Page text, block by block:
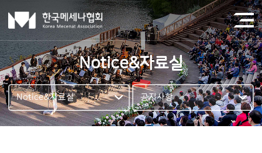
Notice&자료실
Notice&자료실 공지사항